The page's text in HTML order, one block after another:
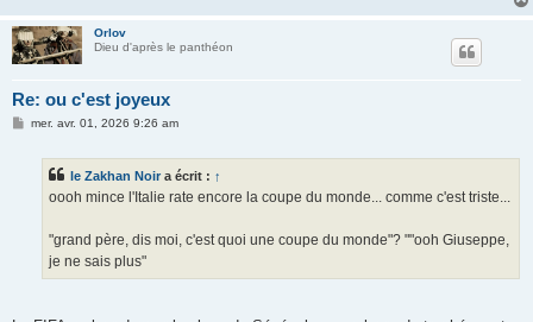
Orlov
Dieu d'après le panthéon
Re: ou c'est joyeux
Mmer. avr. 01, 2026 9:26 am
le Zakhan Noir a écrit : ↑
oooh mince l'Italie rate encore la coupe du monde... comme c'est triste...
"grand père, dis moi, c'est quoi une coupe du monde"? ""ooh Giuseppe,
je ne sais plus"